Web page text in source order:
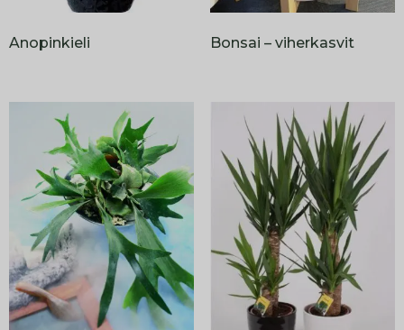
Anopinkieli Bonsai – viherkasvit